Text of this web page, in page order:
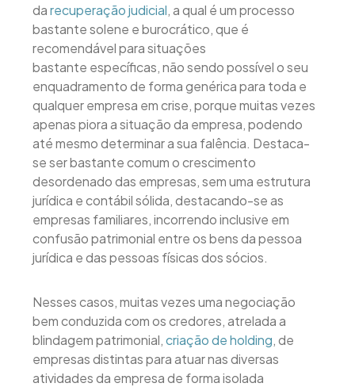
darecuperação judicial, a qual é um processo
bastante solene e burocrático, que é
recomendável para situações
bastante específicas, não sendo possível o seu
enquadramento de forma genérica para toda e
qualquer empresa em crise, porque muitas vezes
apenas piora a situação da empresa, podendo
até mesmo determinar a sua falência. Destaca-
se ser bastante comum o crescimento
desordenado das empresas, sem uma estrutura
jurídica e contábil sólida, destacando-se as
empresas familiares, incorrendo inclusive em
confusão patrimonial entre os bens da pessoa
jurídica e das pessoas físicas dos sócios.
Nesses casos, muitas vezes uma negociação
bem conduzida com os credores, atrelada a
blindagem patrimonial,criação de holding, de
empresas distintas para atuar nas diversas
atividades da empresa de forma isolada